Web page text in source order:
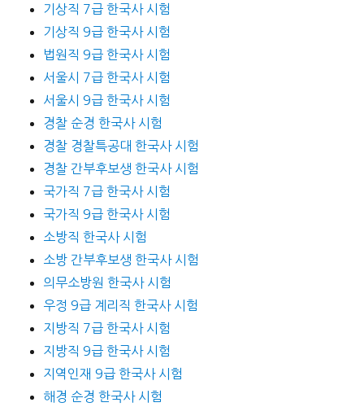
기상직 7급 한국사 시험
기상직 9급 한국사 시험
법원직 9급 한국사 시험
서울시 7급 한국사 시험
서울시 9급 한국사 시험
경찰 순경 한국사 시험
경찰 경찰특공대 한국사 시험
경찰 간부후보생 한국사 시험
국가직 7급 한국사 시험
국가직 9급 한국사 시험
소방직 한국사 시험
소방 간부후보생 한국사 시험
의무소방원 한국사 시험
우정 9급 계리직 한국사 시험
지방직 7급 한국사 시험
지방직 9급 한국사 시험
지역인재 9급 한국사 시험
해경 순경 한국사 시험